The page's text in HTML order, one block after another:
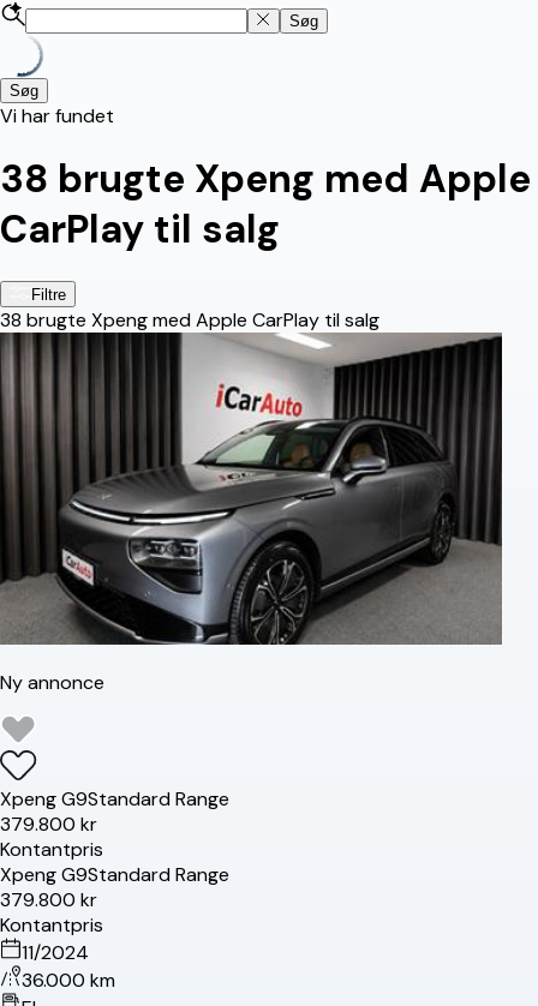
Søg
Søg
Vi har fundet
38 brugte Xpeng med Apple
CarPlay til salg
Filtre
38 brugte Xpeng med Apple CarPlay til salg
Ny annonce
XpengG9Standard Range
379.800 kr
Kontantpris
XpengG9Standard Range
379.800 kr
Kontantpris
11/2024
36.000 km